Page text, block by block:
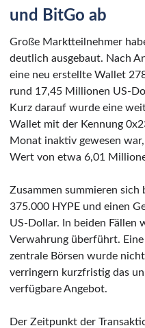
und BitGo ab
Große Marktteilnehmer
deutlich ausgebaut. Nach
eine neu erstellte Wallet
rund 17,45 Millionen US-
Kurz darauf wurde eine
Wallet mit der Kennung
Monat inaktiv gewesen
Wert von etwa 6,01
Zusammen summieren sich
375.000 HYPE und einen
US-Dollar. In beiden Fällen
Verwahrung überführt.
zentrale Börsen wurde
verringern kurzfristig das
verfügbare Angebot.
Der Zeitpunkt der